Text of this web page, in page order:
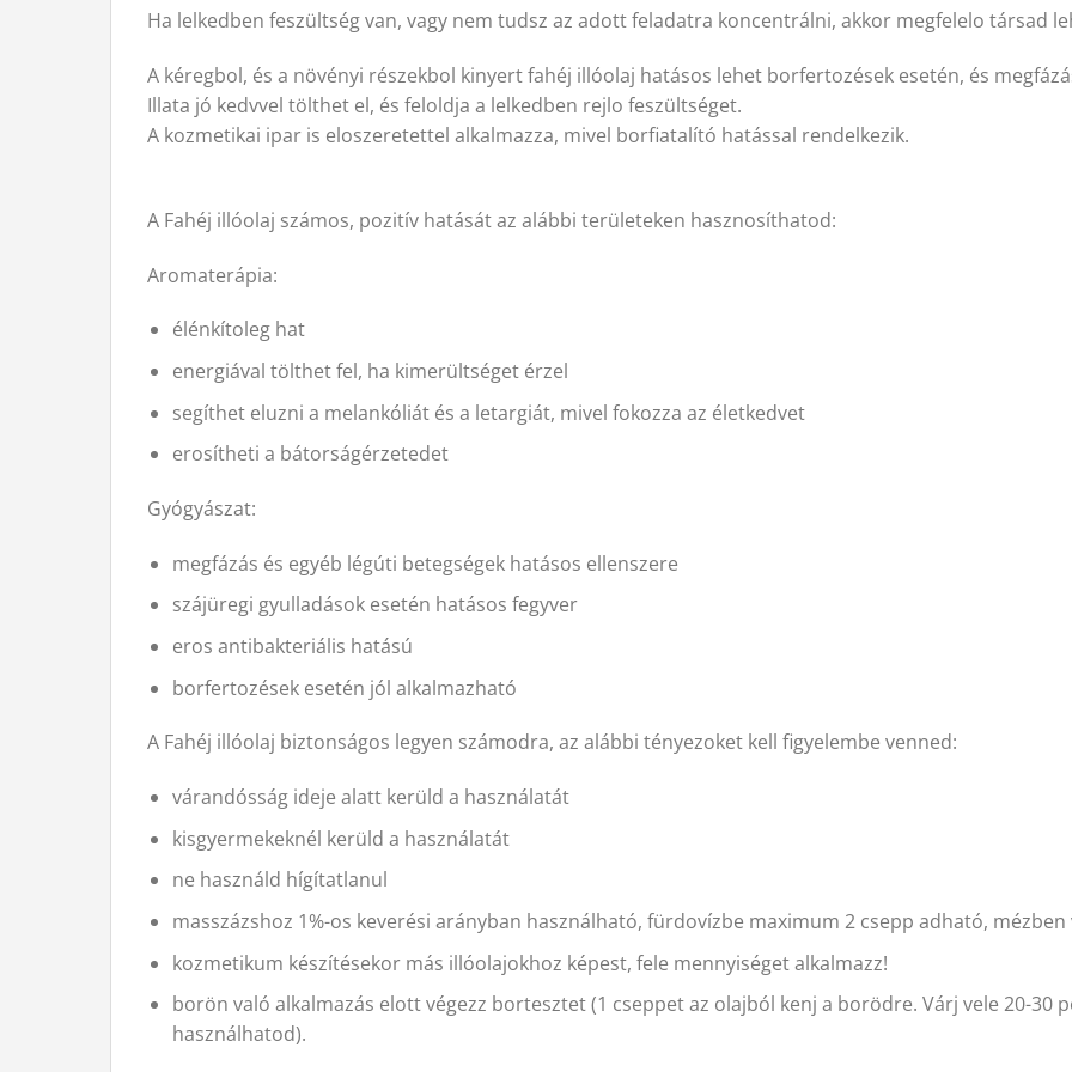
Ha lelkedben feszültség van, vagy nem tudsz az adott feladatra koncentrálni, akkor megfelelo társad
A kéregbol, és a növényi részekbol kinyert fahéj illóolaj hatásos lehet borfertozések esetén, és
Illata jó kedvvel tölthet el, és feloldja a lelkedben rejlo feszültséget.
A kozmetikai ipar is eloszeretettel alkalmazza, mivel borfiatalító hatással rendelkezik.
A Fahéj illóolaj számos, pozitív hatását az alábbi területeken hasznosíthatod:
Aromaterápia:
élénkítoleg hat
energiával tölthet fel, ha kimerültséget érzel
segíthet eluzni a melankóliát és a letargiát, mivel fokozza az életkedvet
erosítheti a bátorságérzetedet
Gyógyászat:
megfázás és egyéb légúti betegségek hatásos ellenszere
szájüregi gyulladások esetén hatásos fegyver
eros antibakteriális hatású
borfertozések esetén jól alkalmazható
A Fahéj illóolaj biztonságos legyen számodra, az alábbi tényezoket kell figyelembe venned:
várandósság ideje alatt kerüld a használatát
kisgyermekeknél kerüld a használatát
ne használd hígítatlanul
masszázshoz 1%-os keverési arányban használható, fürdovízbe maximum 2 csepp adható,
kozmetikum készítésekor más illóolajokhoz képest, fele mennyiséget alkalmazz!
borön való alkalmazás elott végezz bortesztet (1 cseppet az olajból kenj a borödre. Várj vele 20-30
használhatod).